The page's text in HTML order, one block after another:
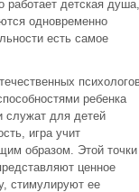
работает детская душа,
одновременно
есть самое
ребенка
служат для детей
игра учит
образом. Этой точки
ценное
стимулируют ее